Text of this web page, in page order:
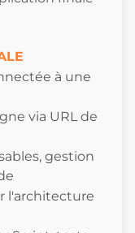
à une
via URL de
gestion
l'architecture